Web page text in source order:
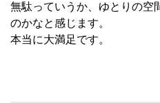
無駄っていうか、ゆとりの空
のかなと感じます。
本当に大満足です。